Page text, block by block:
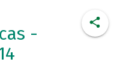
-